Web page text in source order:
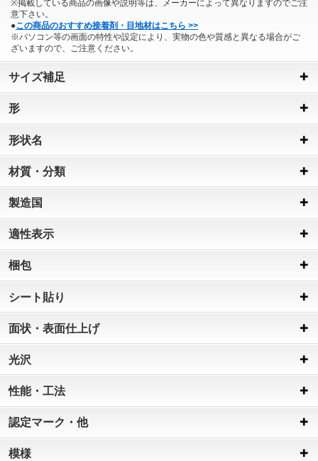
※掲載している商品の画像や説明等は、メーカーによって異なりますのでご注
意下さい。
●この商品のおすすめ接着剤・目地材はこちら >>
※パソコン等の画面の特性や設定により、実物の色や質感と異なる場合がご
ざいますので、ご注意ください。
サイズ補足
形
形状名
材質・分類
製造国
適性表示
梱包
シート貼り
面状・表面仕上げ
光沢
性能・工法
認定マーク・他
模様